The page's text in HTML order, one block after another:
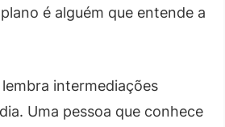
é alguém que entende a
intermediações
Uma pessoa que conhece